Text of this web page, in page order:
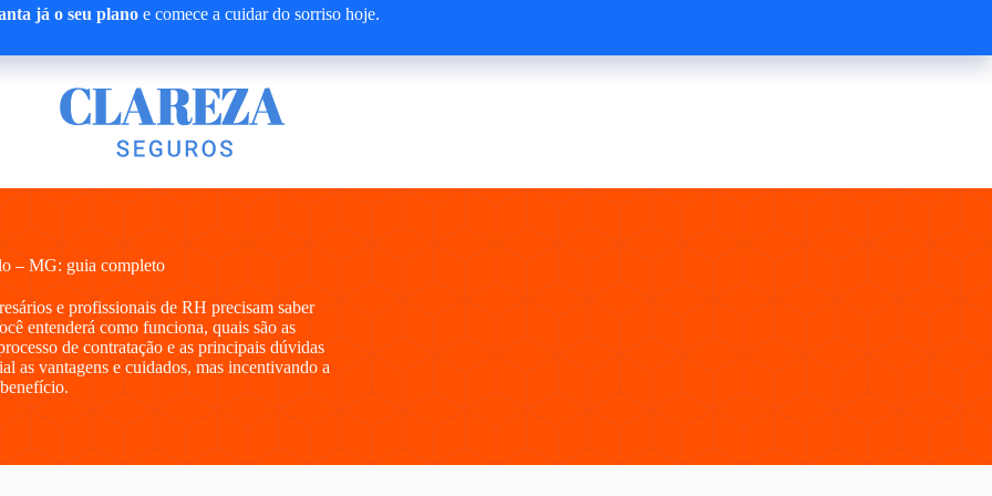
já o seu planoe comece a cuidar do sorriso hoje.
– MG: guia completo
e profissionais de RH precisam saber
entenderá como funciona, quais são as
de contratação e as principais dúvidas
as vantagens e cuidados, mas incentivando a